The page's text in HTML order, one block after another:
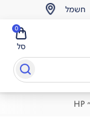
חשמל
סל
0